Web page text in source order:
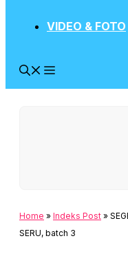
VIDEO & FOTO
Home » Indeks Post »
SERU, batch 3